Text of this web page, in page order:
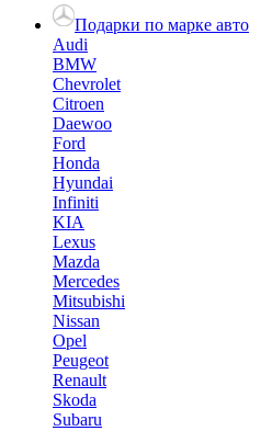
Подарки по марке авто
Audi
BMW
Chevrolet
Citroen
Daewoo
Ford
Honda
Hyundai
Infiniti
KIA
Lexus
Mazda
Mercedes
Mitsubishi
Nissan
Opel
Peugeot
Renault
Skoda
Subaru